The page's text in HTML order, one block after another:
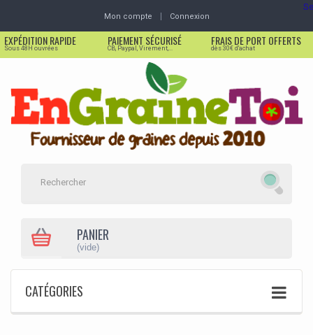
Mon compte Connexion
EXPÉDITION RAPIDE
Sous 48H ouvrées
PAIEMENT SÉCURISÉ
CB, Paypal, Virement,...
FRAIS DE PORT OFFERTS
dès 30€ d'achat
PANIER
(vide)
CATÉGORIES